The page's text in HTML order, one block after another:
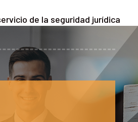
de la seguridad jurídica